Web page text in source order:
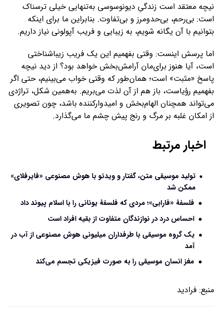
نیچه معتقد است زندگیِ دیونوسوسی به‌تنهایی خیلی ترسناک
است: بی‌رحم، بی‌حدومرز و بی‌تفاوت. بنابراین ما برای اینکه
بتوانیم با آن یگانه شویم، به زیبایی و فریب آپولونی نیاز داریم.
اما پرسش اینست: وقتی بفهمیم این یک فریب زیباشناختی
است، آیا هنوز برای‌مان آرامش‌بخش خواهد بود؟ از دید نیچه
پاسخ «مثبت» است؛ همان‌طور که وقتی خواب می‌بینیم، حتی اگر
بفهمیم رؤیاست، باز هم از آن لذت می‌بریم. به‌همین شکل، تراژدی
می‌تواند همچنان الهام‌بخش و امیدوارکننده باشد، چون تصویری
از امکان غلبه بر مرگ و رنج پیش چشم ما می‌گذارد.
اخبار مرتبط
تولید موسیقی متن، گفتار و ویدئو با هوش مصنوعی «فایرفلای»
ممکن شد
فلسفۀ «فارابی»؛ مردی که فلسفۀ یونانی را با اسلام پیوند داد
احساس درد در نوازندگان متفاوت از بقیه افراد است
یک گروه موسیقی با طرفداران میلیونی هوش مصنوعی از آب در
آمد
مغز انسان موسیقی را به صورت فیزیکی تجسم می‌کند
منبع: فرادید